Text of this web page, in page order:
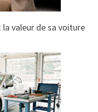
valeur de sa voiture